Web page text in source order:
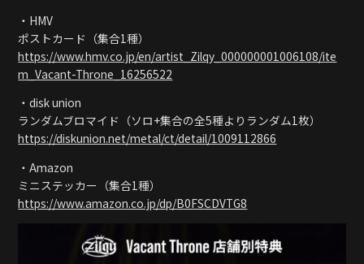
・HMV
ポストカード（集合1種）
https://www.hmv.co.jp/en/artist_Zilqy_000000001006108/ite
m_Vacant-Throne_16256522
・disk union
ランダムブロマイド（ソロ+集合の全5種よりランダム1枚）
https://diskunion.net/metal/ct/detail/1009112866
・Amazon
ミニステッカー（集合1種）
https://www.amazon.co.jp/dp/B0FSCDVTG8